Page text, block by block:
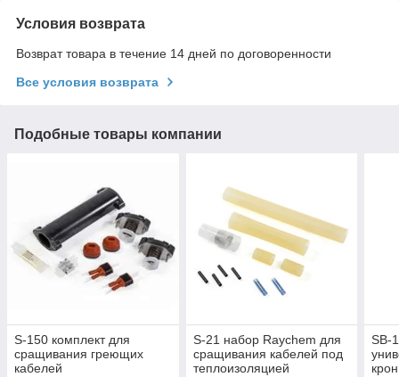
Условия возврата
Возврат товара в течение 14 дней по договоренности
Все условия возврата
Подобные товары компании
S-150 комплект для
сращивания греющих
кабелей
S-21 набор Raychem для
сращивания кабелей под
теплоизоляцией
SB-